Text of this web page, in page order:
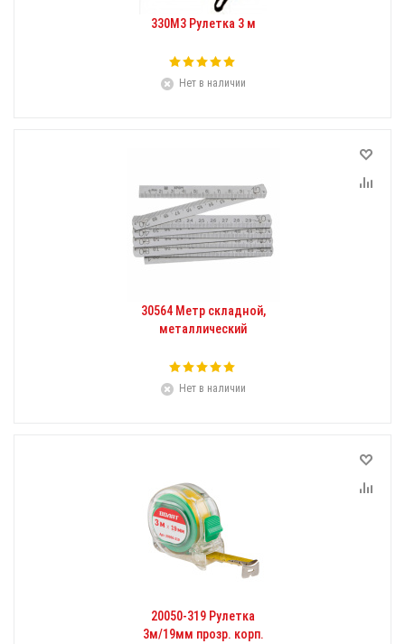
330М3 Рулетка 3 м
Нет в наличии
30564 Метр складной,
металлический
Нет в наличии
20050-319 Рулетка
3м/19мм прозр. корп.